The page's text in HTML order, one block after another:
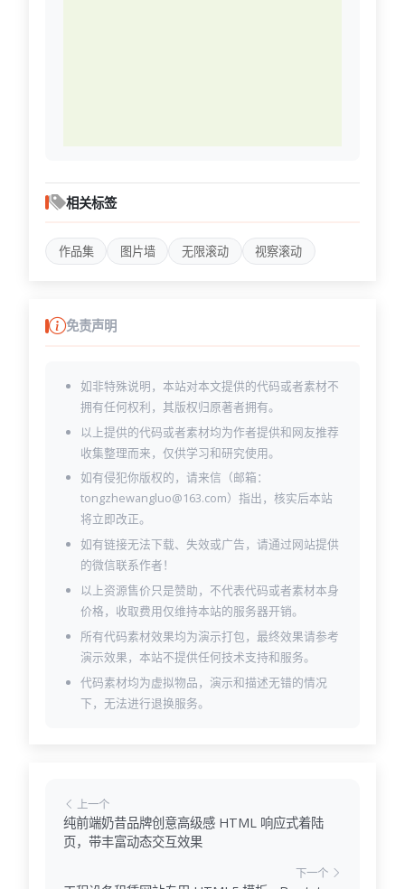
相关标签
作品集 图片墙 无限滚动 视察滚动
免责声明
如非特殊说明，本站对本文提供的代码或者素材不
拥有任何权利，其版权归原著者拥有。
以上提供的代码或者素材均为作者提供和网友推荐
收集整理而来，仅供学习和研究使用。
如有侵犯你版权的，请来信（邮箱：
tongzhewangluo@163.com）指出，核实后本站
将立即改正。
如有链接无法下载、失效或广告，请通过网站提供
的微信联系作者！
以上资源售价只是赞助，不代表代码或者素材本身
价格，收取费用仅维持本站的服务器开销。
所有代码素材效果均为演示打包，最终效果请参考
演示效果，本站不提供任何技术支持和服务。
代码素材均为虚拟物品，演示和描述无错的情况
下，无法进行退换服务。
上一个
纯前端奶昔品牌创意高级感 HTML 响应式着陆
页，带丰富动态交互效果
下一个